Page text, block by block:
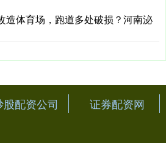
造体育场，跑道多处破损？河南泌
股配资公司 证券配资网